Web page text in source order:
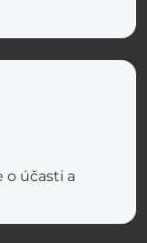
o účasti a